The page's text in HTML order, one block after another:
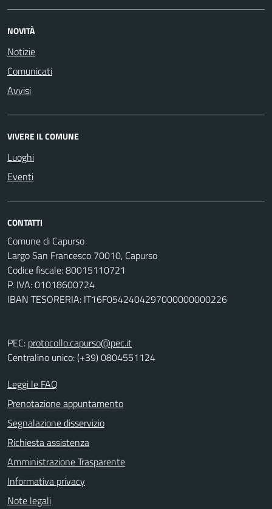
NOVITÀ
Notizie
Comunicati
Avvisi
VIVERE IL COMUNE
Luoghi
Eventi
CONTATTI
Comune di Capurso
Largo San Francesco 70010, Capurso
Codice fiscale: 80015110721
P. IVA: 01018600724
IBAN TESORERIA: IT16F0542404297000000000226
PEC: protocollo.capurso@pec.it
Centralino unico: (+39) 0804551124
Leggi le FAQ
Prenotazione appuntamento
Segnalazione disservizio
Richiesta assistenza
Amministrazione Trasparente
Informativa privacy
Note legali